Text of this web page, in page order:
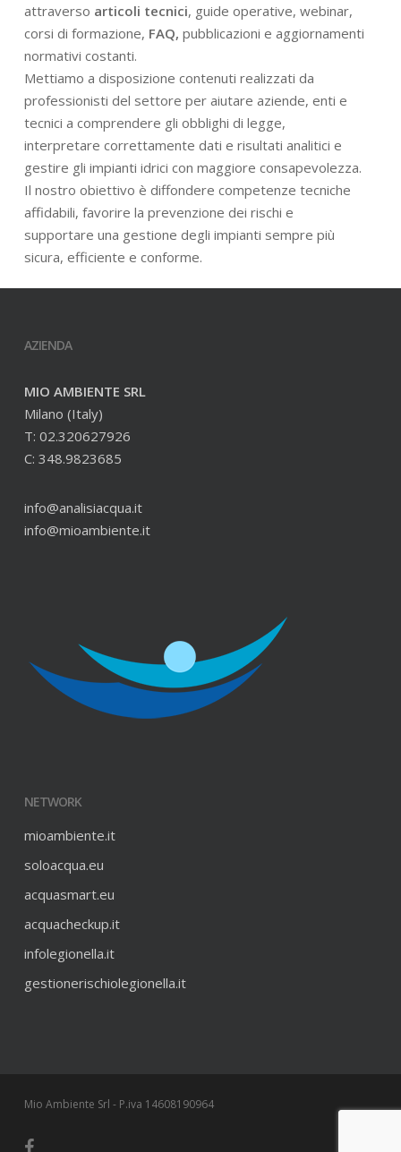
attraverso articoli tecnici, guide operative, webinar,
corsi di formazione, FAQ, pubblicazioni e aggiornamenti
normativi costanti.
Mettiamo a disposizione contenuti realizzati da
professionisti del settore per aiutare aziende, enti e
tecnici a comprendere gli obblighi di legge,
interpretare correttamente dati e risultati analitici e
gestire gli impianti idrici con maggiore consapevolezza.
Il nostro obiettivo è diffondere competenze tecniche
affidabili, favorire la prevenzione dei rischi e
supportare una gestione degli impianti sempre più
sicura, efficiente e conforme.
AZIENDA
MIO AMBIENTE SRL
Milano (Italy)
T: 02.320627926
C: 348.9823685
info@analisiacqua.it
info@mioambiente.it
NETWORK
mioambiente.it
soloacqua.eu
acquasmart.eu
acquacheckup.it
infolegionella.it
gestionerischiolegionella.it
Mio Ambiente Srl - P.iva 14608190964
facebook